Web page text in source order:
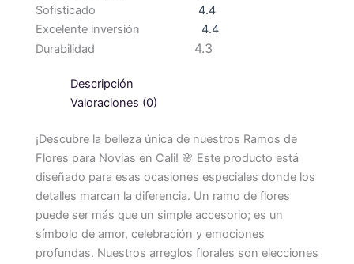
Sofisticado
4.4
Excelente inversión
4.4
Durabilidad
4.3
Descripción
Valoraciones (0)
¡Descubre la belleza única de nuestros Ramos de
Flores para Novias en Cali! 🌸 Este producto está
diseñado para esas ocasiones especiales donde los
detalles marcan la diferencia. Un ramo de flores
puede ser más que un simple accesorio; es un
símbolo de amor, celebración y emociones
profundas. Nuestros arreglos florales son elecciones